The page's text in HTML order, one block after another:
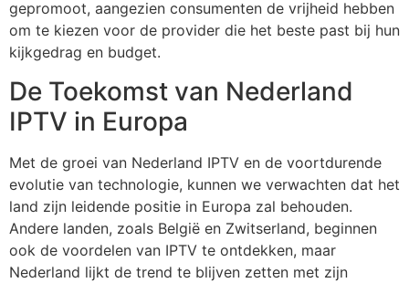
gepromoot, aangezien consumenten de vrijheid hebben
om te kiezen voor de provider die het beste past bij hun
kijkgedrag en budget.
De Toekomst van Nederland
IPTV in Europa
Met de groei van Nederland IPTV en de voortdurende
evolutie van technologie, kunnen we verwachten dat het
land zijn leidende positie in Europa zal behouden.
Andere landen, zoals België en Zwitserland, beginnen
ook de voordelen van IPTV te ontdekken, maar
Nederland lijkt de trend te blijven zetten met zijn